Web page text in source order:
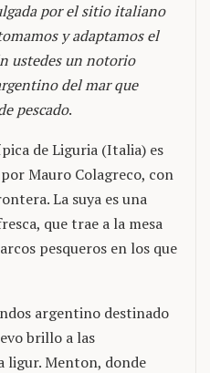
por el sitio italiano
y adaptamos el
ustedes un notorio
del mar que
pescado.
de Liguria (Italia) es
Mauro Colagreco, con
La suya es una
que trae a la mesa
pesqueros en los que
argentino destinado
brillo a las
ligur. Menton, donde